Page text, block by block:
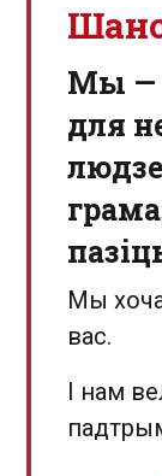
Мы —
для
Мы
вас.
І нам